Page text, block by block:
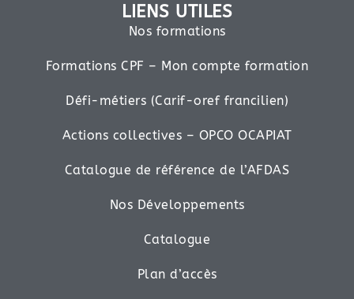
LIENS UTILES
Nos formations
Formations CPF – Mon compte formation
Défi-métiers (Carif-oref francilien)
Actions collectives – OPCO OCAPIAT
Catalogue de référence de l’AFDAS
Nos Développements
Catalogue
Plan d’accès